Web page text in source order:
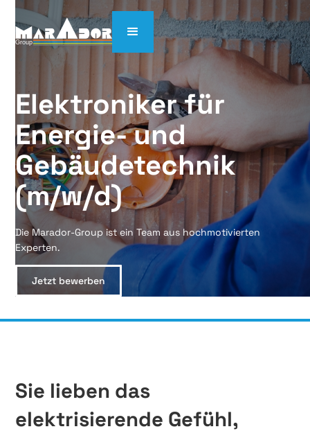
Elektroniker für
Energie- und
Gebäudetechnik
(m/w/d)
Die Marador-Group ist ein Team aus hochmotivierten
Experten.
Jetzt bewerben
Sie lieben das
elektrisierende Gefühl,